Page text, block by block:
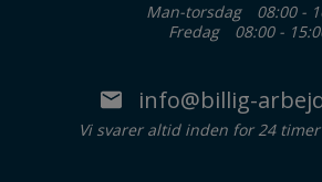
Man-torsdag
08:00 -
Fredag
08:00 -
info@billig-
Vi svarer altid inden for 24